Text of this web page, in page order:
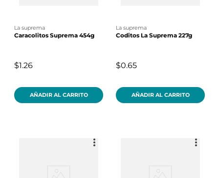
la suprema
Caracolitos Suprema 454g
$1.26
AÑADIR AL CARRITO
la suprema
Coditos La Suprema 227g
$0.65
AÑADIR AL CARRITO